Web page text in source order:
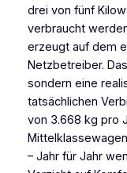
drei von fünf
verbraucht
erzeugt auf dem
Netzbetreiber.
sondern eine
tatsächlichen
von 3.668 kg pro
– Jahr für Jahr